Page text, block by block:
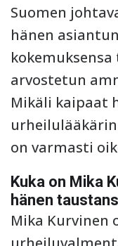
Suomen
hänen
arvostetun
Mikäli kaipaat
on varmasti
Kuka on Mika
hänen
Mika Kurvinen